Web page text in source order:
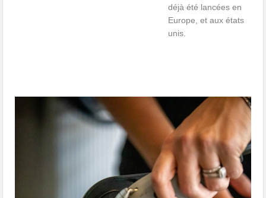
déjà été lancées en
Europe, et aux états
unis.